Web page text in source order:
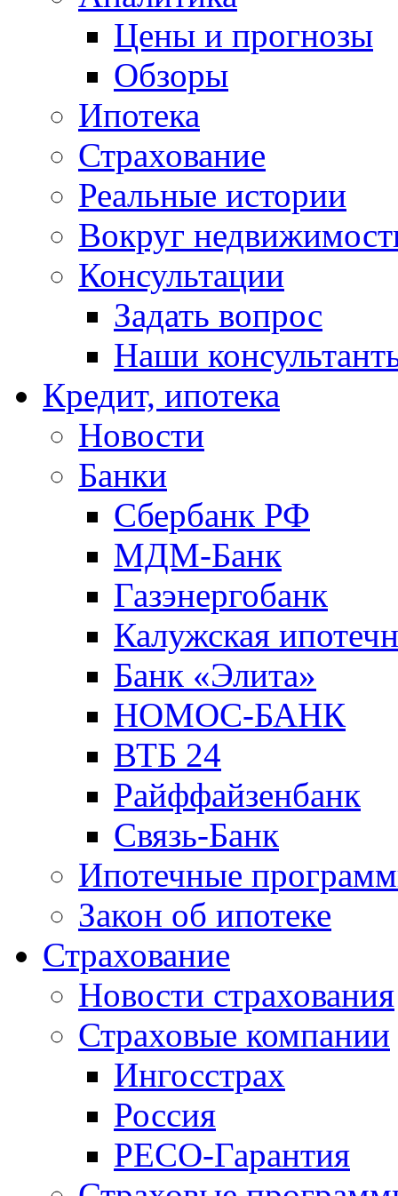
Цены и прогнозы
Обзоры
Ипотека
Страхование
Реальные истории
Вокруг
Консультации
Задать вопрос
Наши
Кредит, ипотека
Новости
Банки
Сбербанк РФ
МДМ-Банк
Газэнергобанк
Калужская
Банк «Элита»
НОМОС-БАНК
ВТБ 24
Райффайзенбанк
Связь-Банк
Ипотечные
Закон об ипотеке
Страхование
Новости страхования
Страховые компании
Ингосстрах
Россия
РЕСО-Гарантия